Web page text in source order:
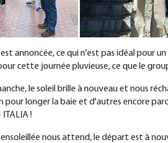
est annoncée, ce qui n'est pas idéal
cette journée pluvieuse, ce que le
le soleil brille à nouveau et nous
longer la baie et d'autres encore
!
nous attend, le départ est à